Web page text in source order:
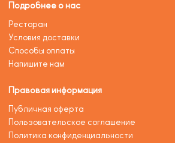
Подробнее о нас
Ресторан
Условия доставки
Способы оплаты
Напишите нам
Правовая информация
Публичная оферта
Пользовательское соглашение
Политика конфиденциальности